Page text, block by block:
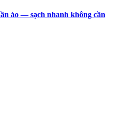
áo — sạch nhanh không cần